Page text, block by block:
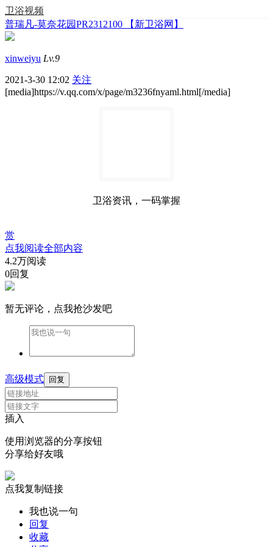
卫浴视频
普瑞凡-莫奈花园PR2312100 【新卫浴网】
xinweiyu Lv.9
2021-3-30 12:02 关注
[media]https://v.qq.com/x/page/m3236fnyaml.html[/media]
卫浴资讯，一码掌握
赏
点我阅读全部内容
4.2万阅读
0回复
暂无评论，点我抢沙发吧
高级模式 回复
插入
使用浏览器的分享按钮
分享给好友哦
点我复制链接
我也说一句
回复
收藏